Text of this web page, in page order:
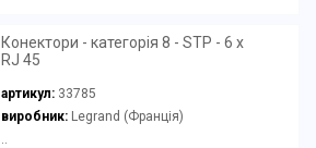
Конектори - категорія 8 - STP - 6 x
RJ 45
артикул: 33785
виробник:Legrand (Франція)
..